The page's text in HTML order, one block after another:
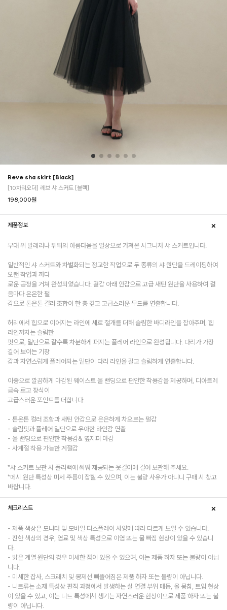
Reve sha skirt [Black]
[10차리오더] 레브 샤 스커트 [블랙]
198,000원
제품정보
무대 위 발레리나 튀튀의 아름다움을 일상으로 가져온 시그니처 샤 스커트입니다.
일반적인 샤 스커트와 차별화되는 정교한 작업으로 두 종류의 샤 원단을 드레이핑하여
오랜 작업과 까다
로운 공정을 거쳐 완성되었습니다. 겉감 아래 안감으로 고급 새틴 원단을 사용하여 걸
음마다 은은한 펄
감으로 톤온톤 컬러 조합이 한 층 깊고 고급스러운 무드를 연출합니다.
허리에서 힙으로 이어지는 라인에 세로 절개를 더해 슬림한 바디라인을 잡아주며, 힙
라인까지는 슬림한
핏으로, 밑단으로 갈수록 차분하게 퍼지는 플레어 라인으로 완성됩니다. 다리가 가장
길어 보이는 기장
감과 자연스럽게 플레어되는 밑단이 다리 라인을 길고 슬림하게 연출합니다.
이중으로 깔끔하게 마감된 웨이스트 울 밴딩으로 편안한 착용감을 제공하며, 디아트레
금속 로고 장식이
고급스러운 포인트를 더합니다.
- 톤온톤 컬러 조합과 새틴 안감으로 은은하게 차오르는 펄감
- 슬림핏과 플레어 밑단으로 우아한 라인감 연출
- 울 밴딩으로 편안한 착용감& 옆지퍼 마감
- 사계절 착용 가능한 계절감
*샤 스커트 보관 시 폴리백에 씌워 제공되는 옷걸이에 걸어 보관해 주세요.
*메시 원단 특성상 미세 주름이 잡힐 수 있으며, 이는 불량 사유가 아니니 구매 시 참고
바랍니다.
체크리스트
- 제품 색상은 모니터 및 모바일 디스플레이 사양에 따라 다르게 보일 수 있습니다.
- 진한 색상의 경우, 염료 및 색상 특성으로 이염 또는 물 빠짐 현상이 있을 수 있습니
다.
- 밝은 계열 원단의 경우 미세한 점이 있을 수 있으며, 이는 제품 하자 또는 불량이 아닙
니다.
- 미세한 잡사, 스크래치 및 봉제선 삐뚤어짐은 제품 하자 또는 불량이 아닙니다.
- 니트류는 소재 특성상 편직 과정에서 발생하는 실 연결 부위 매듭, 올 뭉침, 트임 현상
이 있을 수 있고, 이는 니트 특성에서 생기는 자연스러운 현상이므로 제품 하자 또는 불
량이 아닙니다.